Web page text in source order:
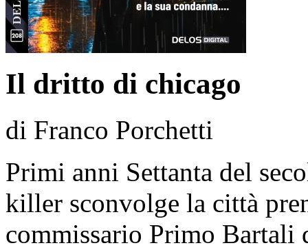
Il dritto di chicago
di Franco Porchetti
Primi anni Settanta del
killer sconvolge la città
commissario Primo Bartali